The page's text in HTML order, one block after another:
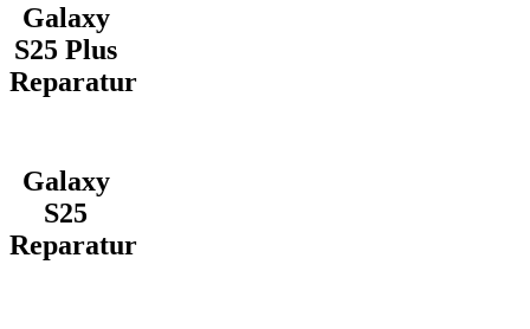
Galaxy
S25 Plus
Reparatur
Galaxy
S25
Reparatur